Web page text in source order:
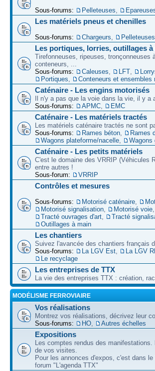
Sous-forums: Pelleteuses
Les matériels pneus et chenilles
Sous-forums: Chargeurs Pelleteuses
Les portiques, lorries, outillages
Tirefonneuses, ripeuses, tronçonneuses
conteneurs, ...
Sous-forums:
Caleuses LFT
Portiques
Conteneurs et ensembles
Caténaire - Les engins motorisés
Il n'y a pas que la voie dans la vie, il y a
Sous-forums:
APMC EMC
Caténaire - Les matériels tractés
Les matériels caténaire tractés ne sont
Sous-forums:
Rames béton Rames
Wagons plateforme/nacelle
Wagons
Caténaire - Les petits matériels
C'est le domaine des VRRIP (Véhicules
entre autres !
Sous-forum:
VRRIP
Contrôles et mesures
Sous-forums: Motorisé caténaire
Motorisé signalisation
Motorisé voie
Tracté ouvrages d'art
Tracté
Outillages à main
Les chantiers
Suivez l'avancée des chantiers français
Sous-forums:
La LGV Est La LGV
Le recyclage
Les entreprises de TTX
La vie des entreprises TTX : création,
MODÉLISME FERROVIAIRE
Vos réalisations
Montrez vos réalisations, décrivez leur
Sous-forums:
HO Autres échelles
Expositions
Les comptes rendus des
de vos visites.
Pour les annonces d'expos, c'est dans
forum "L'agenda TTX"